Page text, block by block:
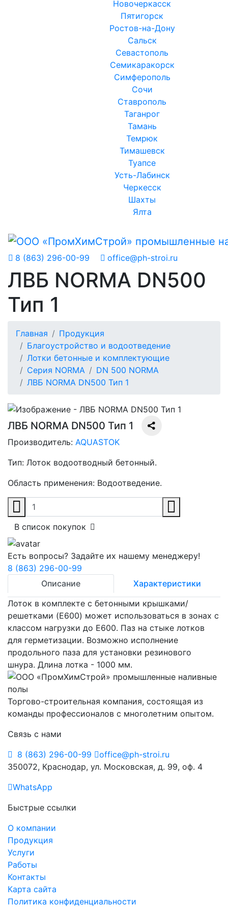
Новочеркасск
Пятигорск
Ростов-на-Дону
Сальск
Севастополь
Семикаракорск
Симферополь
Сочи
Ставрополь
Таганрог
Тамань
Темрюк
Тимашевск
Туапсе
Усть-Лабинск
Черкесск
Шахты
Ялта
8 (863) 296-00-99 office@ph-stroi.ru
ЛВБ NORMA DN500
Тип 1
Главная
Продукция
Благоустройство и водоотведение
Лотки бетонные и комплектующие
Серия NORMA
DN 500 NORMA
ЛВБ NORMA DN500 Тип 1
ЛВБ NORMA DN500 Тип 1
Производитель: AQUASTOK
Тип: Лоток водоотводный бетонный.
Область применения: Водоотведение.
В список покупок
Есть вопросы? Задайте их нашему менеджеру!
8 (863) 296-00-99
Описание
Характеристики
Лоток в комплекте с бетонными крышками/
решетками (E600) может использоваться в зонах с
классом нагрузки до E600. Паз на стыке лотков
для герметизации. Возможно исполнение
продольного паза для установки резинового
шнура. Длина лотка - 1000 мм.
Торгово-строительная компания, состоящая из
команды профессионалов с многолетним опытом.
Связь с нами
8 (863) 296-00-99
office@ph-stroi.ru
350072, Краснодар, ул. Московская, д. 99, оф. 4
WhatsApp
Быстрые ссылки
О компании
Продукция
Услуги
Работы
Контакты
Карта сайта
Политика конфиденциальности